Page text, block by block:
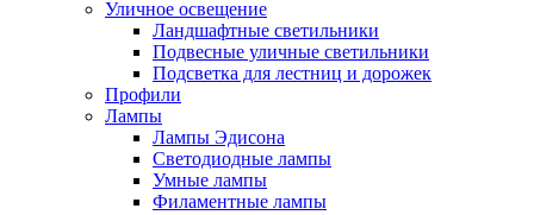
Уличное освещение
Ландшафтные светильники
Подвесные уличные светильники
Подсветка для лестниц и дорожек
Профили
Лампы
Лампы Эдисона
Светодиодные лампы
Умные лампы
Филаментные лампы